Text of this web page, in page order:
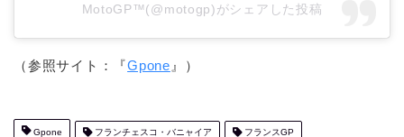
MotoGP™(@motogp)がシェアした投稿
（参照サイト：『Gpone 』）
Gpone フランチェスコ・バニャイア フランスGP